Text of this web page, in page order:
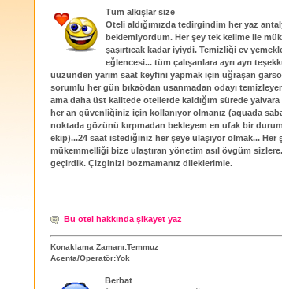
Tüm alkışlar size
Oteli aldığımızda tedirgindim her yaz
beklemiyordum. Her şey tek kelime ile
şaşırtıcak kadar iyiydi. Temizliği ev
eğlencesi... tüm çalışanlara ayrı ayrı
uüzünden yarım saat keyfini yapmak için uğraşan
sorumlu her gün bıkaödan usanmadan odayı
ama daha üst kalitede otellerde kaldığım sürede
her an güvenliğiniz için kollanıyor olmanız (aquada
noktada gözünü kırpmadan bekleyem en ufak bir
ekip)...24 saat istediğiniz her şeye ulaşıyor olmak... Her
mükemmelliği bize ulaştıran yönetim asıl övgüm
geçirdik. Çizginizi bozmamanız dileklerimle.
Bu otel hakkında şikayet yaz
Konaklama Zamanı:Temmuz
Acenta/Operatör:Yok
Berbat